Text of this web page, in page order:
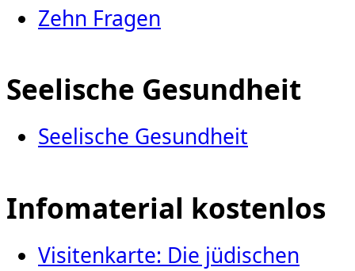
Zehn Fragen
Seelische Gesundheit
Seelische Gesundheit
Infomaterial kostenlos
Visitenkarte: Die jüdischen